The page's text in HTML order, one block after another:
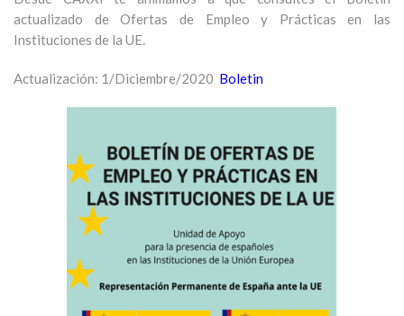
actualizado de Ofertas de Empleo y Prácticas en las
Instituciones de la UE.
Actualización: 1/Diciembre/2020 Boletin